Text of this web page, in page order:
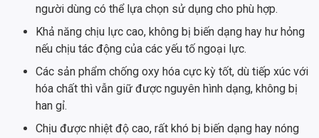
người dùng có thể lựa chọn sử dụng cho phù hợp.
Khả năng chịu lực cao, không bị biến dạng hay hư hỏng
nếu chịu tác động của các yếu tố ngoại lực.
Các sản phẩm chống oxy hóa cực kỳ tốt, dù tiếp xúc với
hóa chất thì vẫn giữ được nguyên hình dạng, không bị
han gỉ.
Chịu được nhiệt độ cao, rất khó bị biến dạng hay nóng